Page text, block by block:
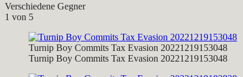
Verschiedene Gegner
1 von 5
Turnip Boy Commits Tax Evasion 20221219153048
Turnip Boy Commits Tax Evasion 20221219153048